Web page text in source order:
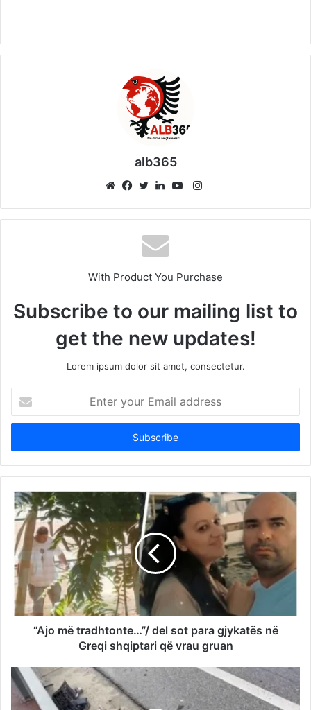
alb365
Instagram
With Product You Purchase
Subscribe to our mailing list to
get the new updates!
Lorem ipsum dolor sit amet, consectetur.
your
Email
“Ajo më tradhtonte…”/ del sot para gjykatës në
Greqi shqiptari që vrau gruan